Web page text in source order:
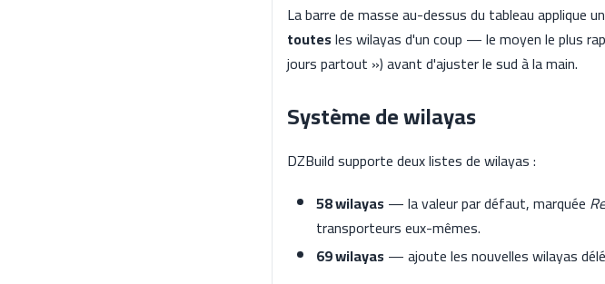
La barre de masse au-dessus du tableau applique
toutesles wilayas d'un coup — le moyen le plus
jours partout ») avant d'ajuster le sud à la main.
Système de wilayas
DZBuild supporte deux listes de wilayas :
58 wilayas — la valeur par défaut, marquée
transporteurs eux-mêmes.
69 wilayas — ajoute les nouvelles wilayas